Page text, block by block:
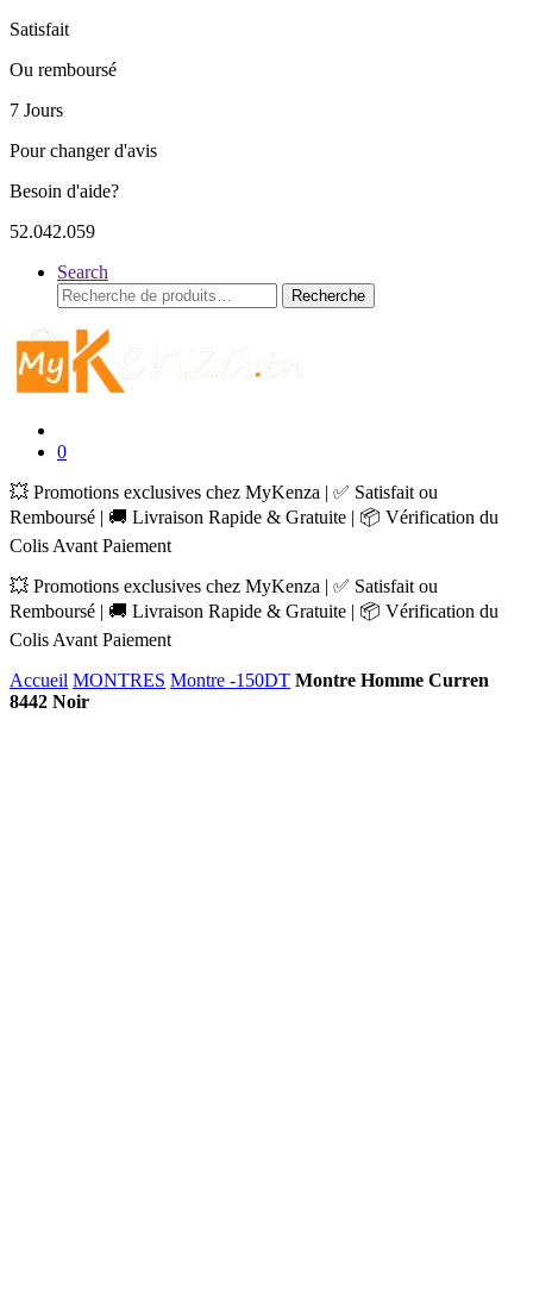
Satisfait
Ou remboursé
7 Jours
Pour changer d'avis
Besoin d'aide?
52.042.059
Search
Recherche
pour :
Recherche
0
💥 Promotions exclusives chez MyKenza | ✅ Satisfait ou
Remboursé | 🚚 Livraison Rapide & Gratuite | 📦 Vérification du
Colis Avant Paiement
💥 Promotions exclusives chez MyKenza | ✅ Satisfait ou
Remboursé | 🚚 Livraison Rapide & Gratuite | 📦 Vérification du
Colis Avant Paiement
Accueil MONTRES Montre -150DT Montre Homme Curren
8442 Noir